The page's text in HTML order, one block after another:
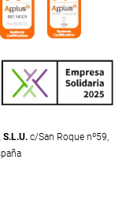
c/San Roque nº59,